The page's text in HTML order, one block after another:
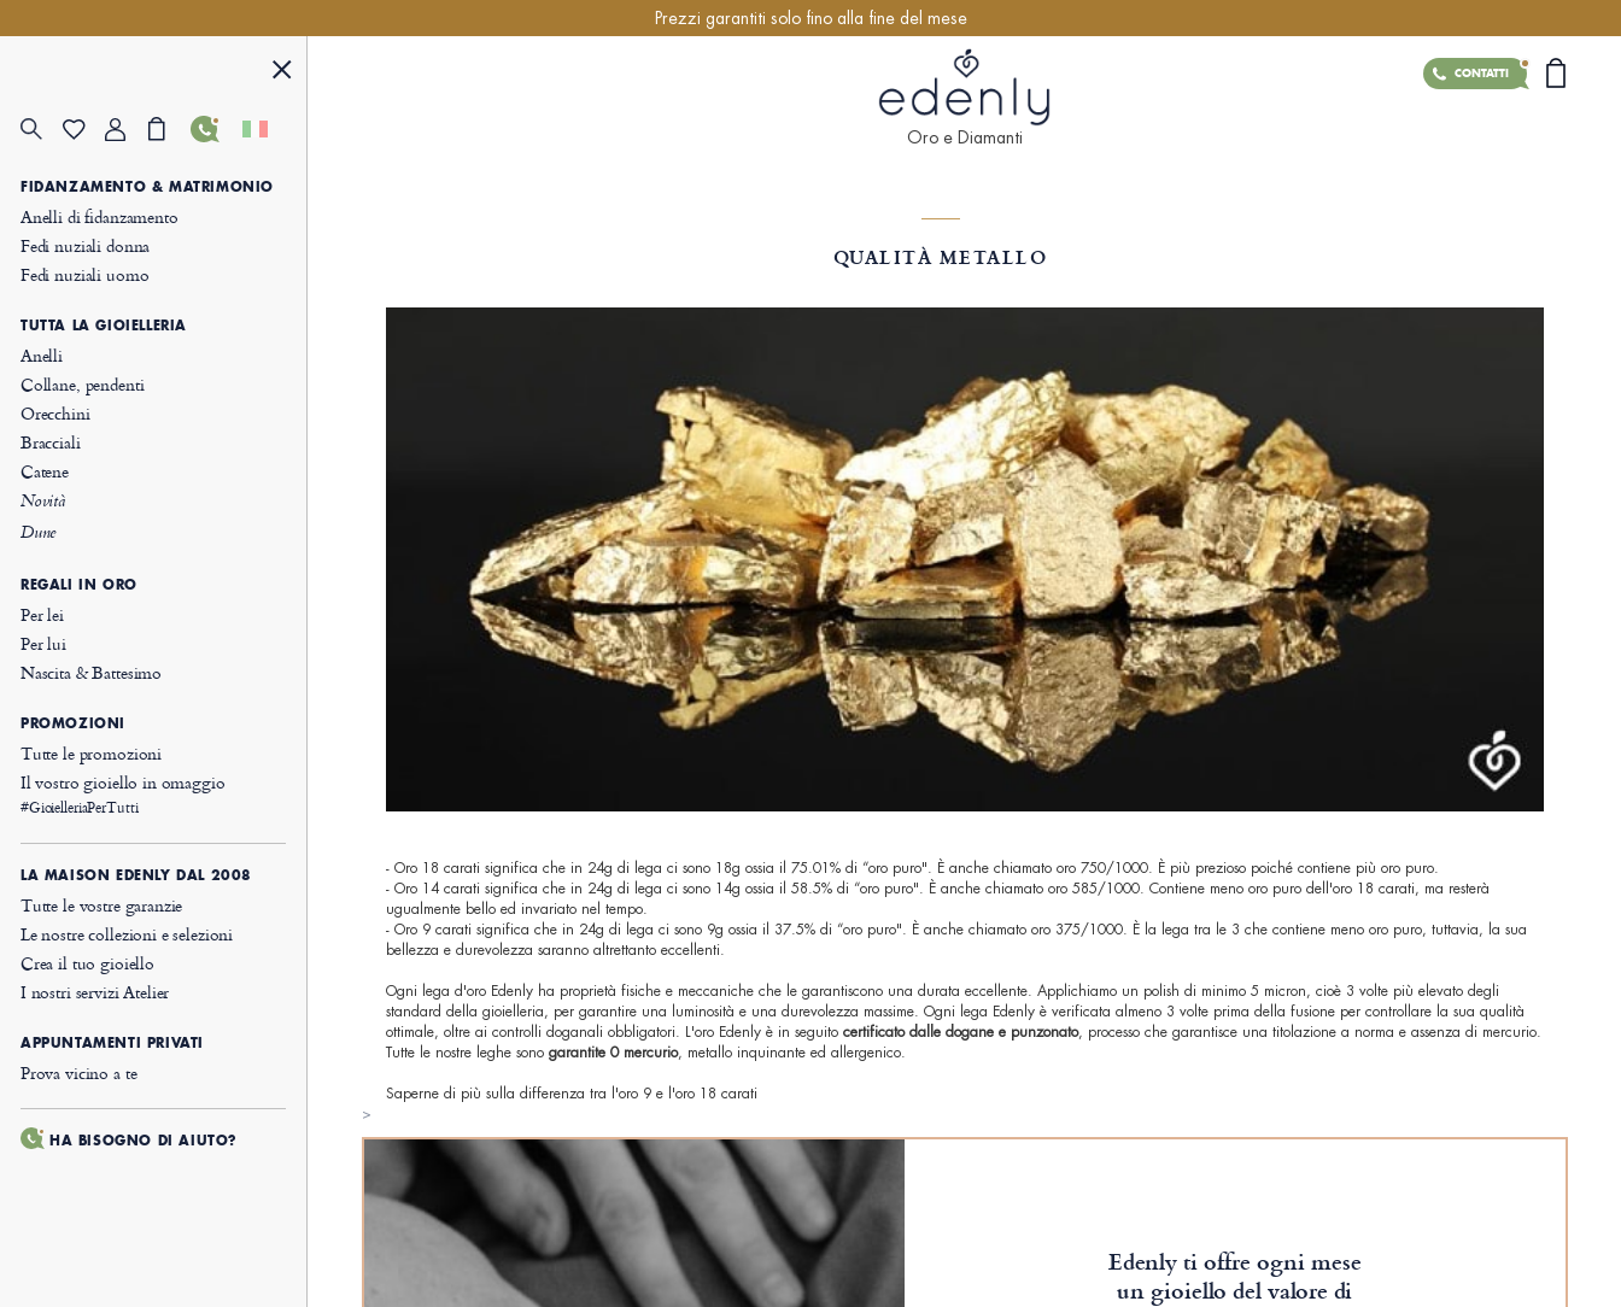
FIDANZAMENTO & MATRIMONIO
Anelli di fidanzamento
Fedi nuziali donna
Fedi nuziali uomo
TUTTA LA GIOIELLERIA
Anelli
Collane, pendenti
Orecchini
Bracciali
Catene
Novità
Dune
REGALI IN ORO
Per lei
Per lui
Nascita & Battesimo
PROMOZIONI
Tutte le promozioni
Il vostro gioiello in omaggio
#GioielleriaPerTutti
LA MAISON EDENLY DAL 2008
Tutte le vostre garanzie
Le nostre collezioni e selezioni
Crea il tuo gioiello
I nostri servizi Atelier
APPUNTAMENTI PRIVATI
Prova vicino a te
HA BISOGNO DI AIUTO?
Prezzi garantiti solo fino alla fine del mese
CONTATTI
Oro e Diamanti
QUALITÀ METALLO
- Oro 18 carati significa che in 24g di lega ci sono 18g ossia il 75.01% di “oro puro". È anche chiamato oro 750/1000. È più prezioso poiché contiene più oro puro.
- Oro 14 carati significa che in 24g di lega ci sono 14g ossia il 58.5% di “oro puro". È anche chiamato oro 585/1000. Contiene meno oro puro dell'oro 18 carati, ma resterà
ugualmente bello ed invariato nel tempo.
- Oro 9 carati significa che in 24g di lega ci sono 9g ossia il 37.5% di “oro puro". È anche chiamato oro 375/1000. È la lega tra le 3 che contiene meno oro puro, tuttavia, la sua
bellezza e durevolezza saranno altrettanto eccellenti.
Ogni lega d'oro Edenly ha proprietà fisiche e meccaniche che le garantiscono una durata eccellente. Applichiamo un polish di minimo 5 micron, cioè 3 volte più elevato degli
standard della gioielleria, per garantire una luminosità e una durevolezza massime. Ogni lega Edenly è verificata almeno 3 volte prima della fusione per controllare la sua qualità
ottimale, oltre ai controlli doganali obbligatori. L'oro Edenly è in seguito certificato dalle dogane e punzonato, processo che garantisce una titolazione a norma e assenza di mercurio.
Tutte le nostre leghe sono garantite 0 mercurio, metallo inquinante ed allergenico.
Saperne di più sulla differenza tra l'oro 9 e l'oro 18 carati
>
Edenly ti offre ogni mese
un gioiello del valore di